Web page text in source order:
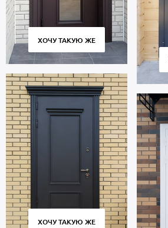
ХОЧУ ТАКУЮ ЖЕ
ХОЧУ ТАКУЮ ЖЕ